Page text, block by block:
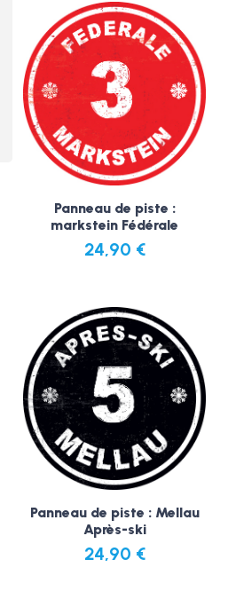
Panneau de piste :
markstein Fédérale
24,90 €
Panneau de piste : Mellau
Après-ski
24,90 €